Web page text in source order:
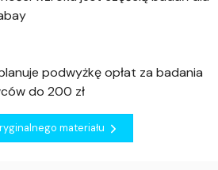
podwyżkę opłat za badania
do 200 zł
materiału